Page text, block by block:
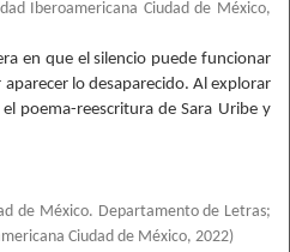
Iberoamericana Ciudad de México,
en que el silencio puede funcionar
lo desaparecido. Al explorar
poema-reescritura de Sara Uribe y
de México. Departamento de Letras;
Ciudad de México, 2022)